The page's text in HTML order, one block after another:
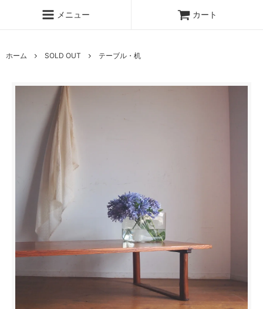
メニュー カート
ホーム SOLD OUT テーブル・机